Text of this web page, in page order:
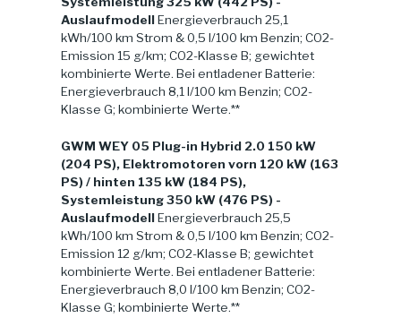
AuslaufmodellEnergieverbrauch 25,1
kWh/100 km Strom & 0,5 l/100 km Benzin; CO2-
Emission 15 g/km; CO2-Klasse B; gewichtet
kombinierte Werte. Bei entladener Batterie:
Energieverbrauch 8,1 l/100 km Benzin; CO2-
Klasse G; kombinierte Werte.**
GWM WEY 05 Plug-in Hybrid 2.0 150 kW
(204 PS), Elektromotoren vorn 120 kW (163
PS) / hinten 135 kW (184 PS),
Systemleistung 350 kW (476 PS) -
AuslaufmodellEnergieverbrauch 25,5
kWh/100 km Strom & 0,5 l/100 km Benzin; CO2-
Emission 12 g/km; CO2-Klasse B; gewichtet
kombinierte Werte. Bei entladener Batterie:
Energieverbrauch 8,0 l/100 km Benzin; CO2-
Klasse G; kombinierte Werte.**